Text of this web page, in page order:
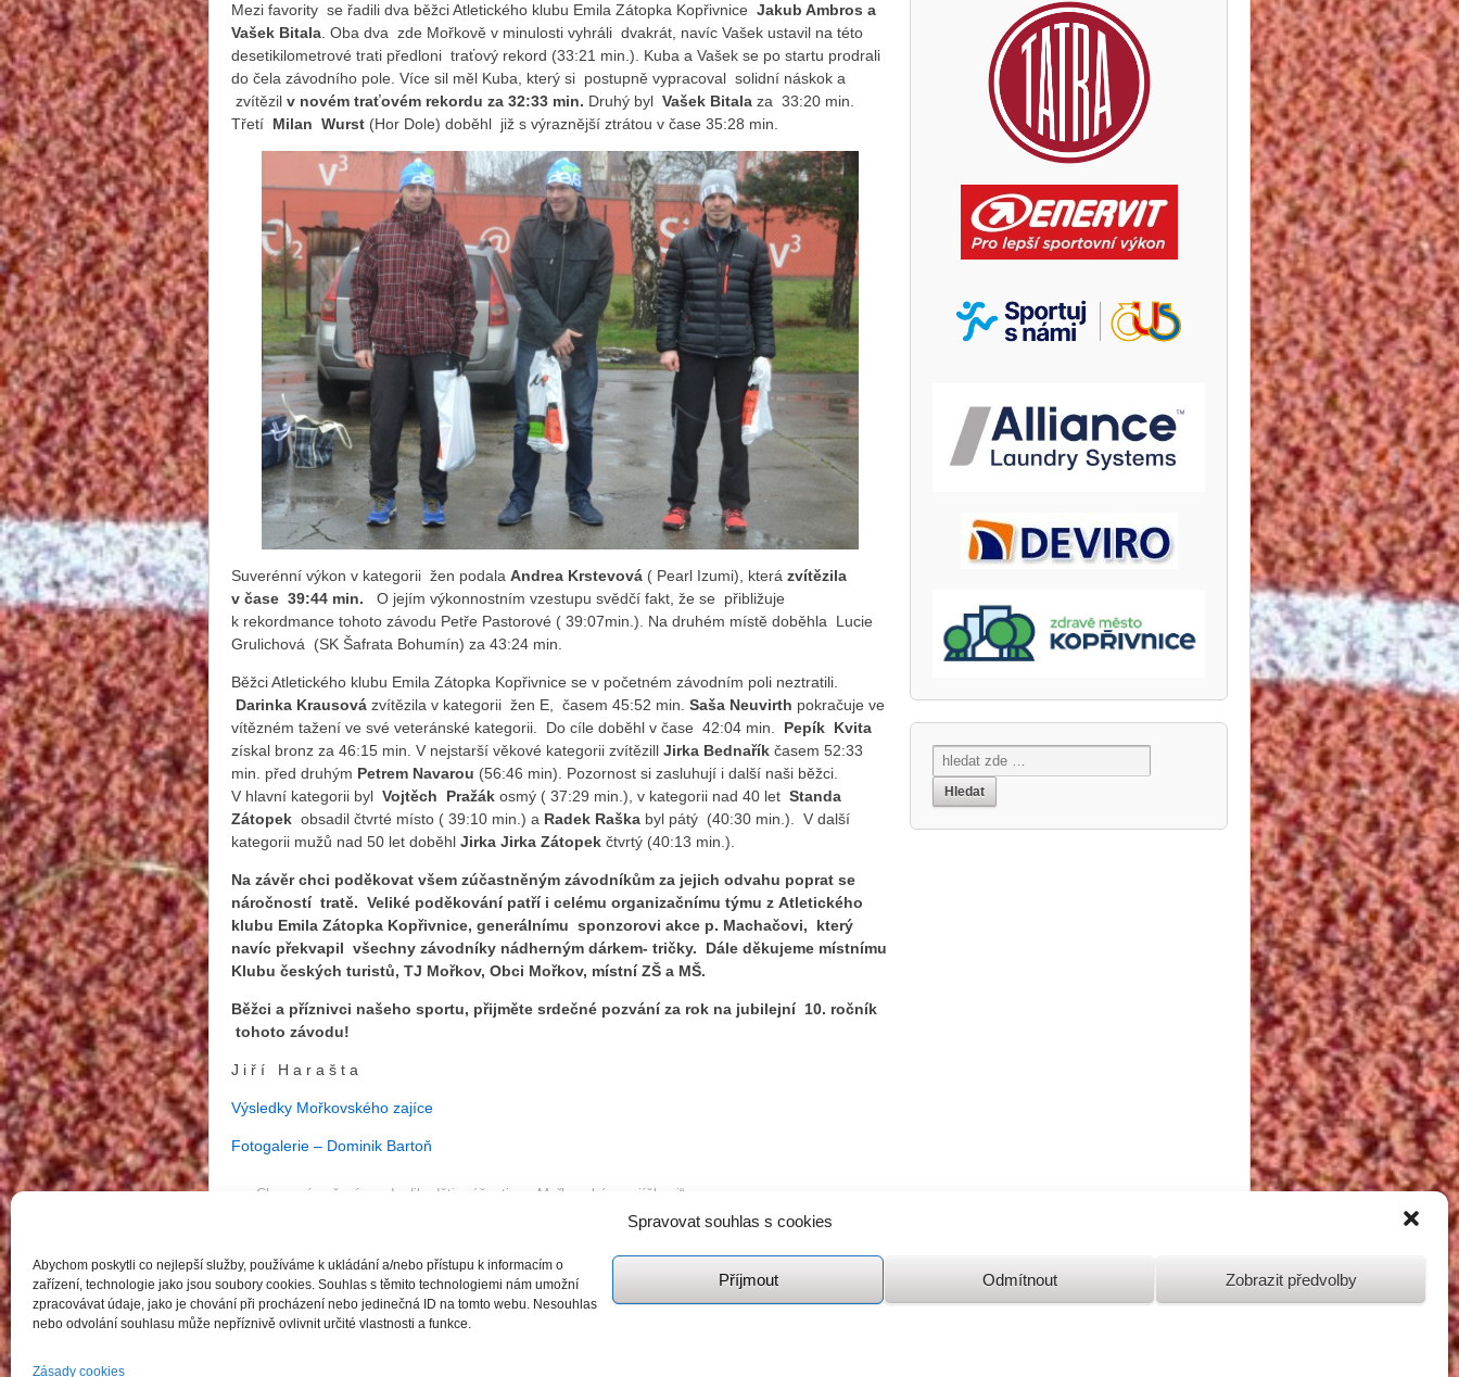
Spravovat souhlas s cookies
Abychom poskytli co nejlepší služby, používáme k ukládání a/nebo přístupu k informacím o
zařízení, technologie jako jsou soubory cookies. Souhlas s těmito technologiemi nám umožní
zpracovávat údaje, jako je chování při procházení nebo jedinečná ID na tomto webu. Nesouhlas
nebo odvolání souhlasu může nepříznivě ovlivnit určité vlastnosti a funkce.
Příjmout Odmítnout Zobrazit předvolby
Zásady cookies
Mezi favority se řadili dva běžci Atletického klubu Emila Zátopka Kopřivnice Jakub Ambros a
Vašek Bitala. Oba dva zde Mořkově v minulosti vyhráli dvakrát, navíc Vašek ustavil na této
desetikilometrové trati předloni traťový rekord (33:21 min.). Kuba a Vašek se po startu prodrali
do čela závodního pole. Více sil měl Kuba, který si postupně vypracoval solidní náskok a
zvítězil v novém traťovém rekordu za 32:33 min. Druhý byl Vašek Bitala za 33:20 min.
Třetí Milan Wurst (Hor Dole) doběhl již s výraznější ztrátou v čase 35:28 min.
Suverénní výkon v kategorii žen podala Andrea Krstevová ( Pearl Izumi), která zvítězila
v čase 39:44 min.
O jejím výkonnostním vzestupu svědčí fakt, že se přibližuje
k rekordmance tohoto závodu Petře Pastorové ( 39:07min.). Na druhém místě doběhla Lucie
Grulichová (SK Šafrata Bohumín) za 43:24 min.
Běžci Atletického klubu Emila Zátopka Kopřivnice se v početném závodním poli neztratili.
Darinka Krausová zvítězila v kategorii žen E, časem 45:52 min. Saša Neuvirth pokračuje ve
vítězném tažení ve své veteránské kategorii. Do cíle doběhl v čase 42:04 min. Pepík Kvita
získal bronz za 46:15 min. V nejstarší věkové kategorii zvítězill Jirka Bednařík časem 52:33
min. před druhým Petrem Navarou (56:46 min). Pozornost si zasluhují i další naši běžci.
V hlavní kategorii byl Vojtěch Pražák osmý ( 37:29 min.), v kategorii nad 40 let Standa
Zátopek obsadil čtvrté místo ( 39:10 min.) a Radek Raška byl pátý (40:30 min.). V další
kategorii mužů nad 50 let doběhl Jirka Jirka Zátopek čtvrtý (40:13 min.).
Na závěr chci poděkovat všem zúčastněným závodníkům za jejich odvahu poprat se
náročností tratě. Veliké poděkování patří i celému organizačnímu týmu z Atletického
klubu Emila Zátopka Kopřivnice, generálnímu sponzorovi akce p. Machačovi, který
navíc překvapil všechny závodníky nádherným dárkem- tričky. Dále děkujeme místnímu
Klubu českých turistů, TJ Mořkov, Obci Mořkov, místní ZŠ a MŠ.
Běžci a příznivci našeho sportu, přijměte srdečné pozvání za rok na jubilejní 10. ročník
tohoto závodu!
J i ř í H a r a š t a
Výsledky Mořkovského zajíce
Fotogalerie – Dominik Bartoň
Chmurné počasí neodradilo děti z účasti na „Mořkovském zajíčkovi“
Mořkovský zajíček se i v deštivém počasí vydařil